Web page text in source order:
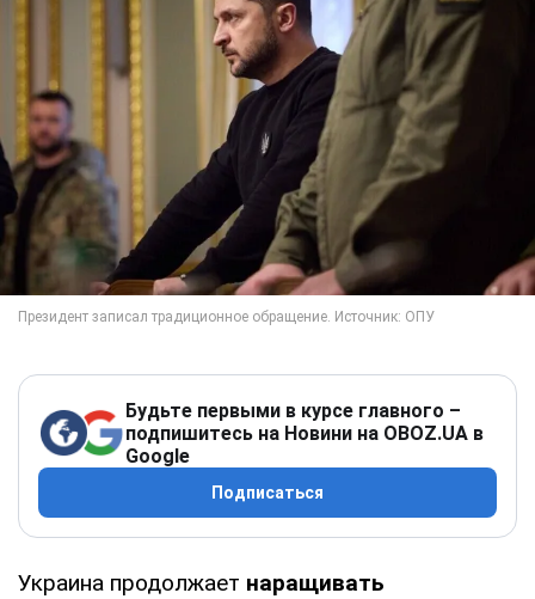
Будьте первыми в курсе главного –
подпишитесь на Новини на OBOZ.UA в
Google
Подписаться
Украина продолжает наращивать